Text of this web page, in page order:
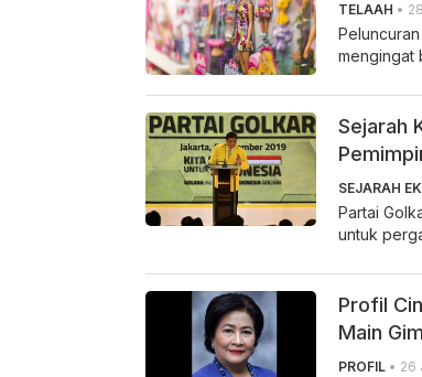
TELAAH •
mengingat
Sejarah
SEJARAH
Partai
untuk
Profil
Main Gim
PROFIL • 26